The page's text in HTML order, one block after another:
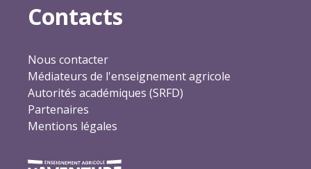
Contacts
Nous contacter
Médiateurs de l'enseignement agricole
Autorités académiques (SRFD)
Partenaires
Mentions légales